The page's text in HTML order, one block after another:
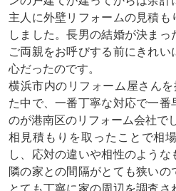
主人に外壁リフォームの見積も
しました。長男の結婚が決まっ
ご両親をお呼びする前にきれ
心だったのです。
横浜市内のリフォーム屋さん
た中で、一番丁寧な対応で一番
のが港南区のリフォーム会社で
相見積もりを取ったことで相
し、応対の違いや相性のよう
隣の家との間隔がとても狭いの
とても丁寧に家の周辺を調査さ